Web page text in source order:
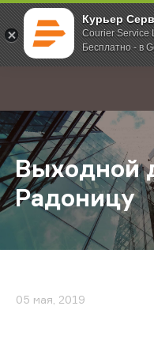
Курьер
Courier Service
Бесплатно - в
; Главная О компании
Выходной
Радоницу
05 мая, 2019